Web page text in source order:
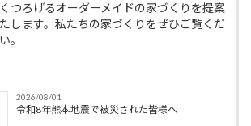
つろげるオーダーメイドの家づくりを提案
します。私たちの家づくりをぜひご覧くだ
。
2026/08/01
令和8年熊本地震で被災された皆様へ